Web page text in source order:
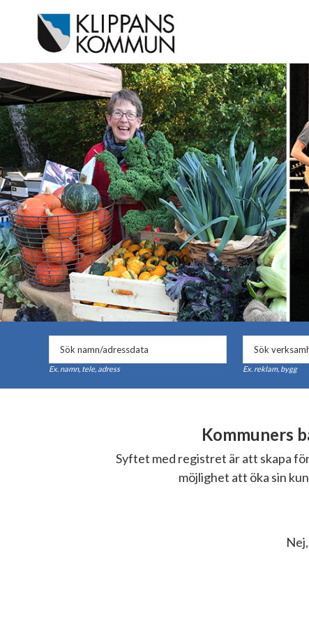
Ex. namn, tele, adress Ex. reklam, bygg
Kommuners
Syftet med registret är att skapa
möjlighet att öka sin